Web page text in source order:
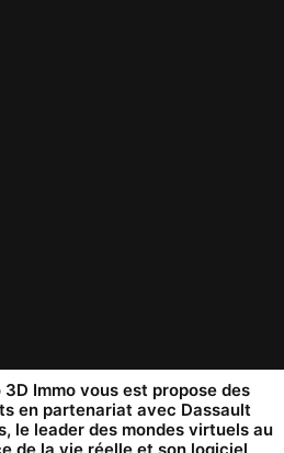
3D Immo vous est propose des
en partenariat avec Dassault
, le leader des mondes virtuels au